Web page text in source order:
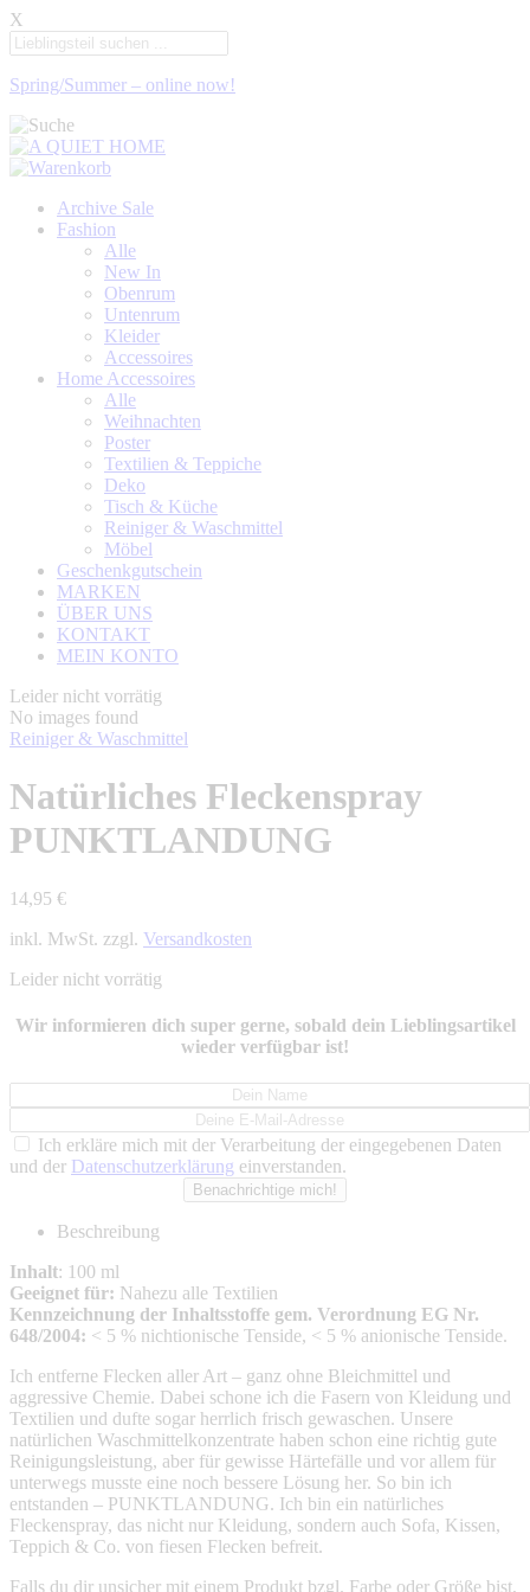
X
Spring/Summer – online now!
Archive Sale
Fashion
Alle
New In
Obenrum
Untenrum
Kleider
Accessoires
Home Accessoires
Alle
Weihnachten
Poster
Textilien & Teppiche
Deko
Tisch & Küche
Reiniger & Waschmittel
Möbel
Geschenkgutschein
MARKEN
ÜBER UNS
KONTAKT
MEIN KONTO
Leider nicht vorrätig
No images found
Reiniger & Waschmittel
Natürliches Fleckenspray
PUNKTLANDUNG
14,95 €
inkl. MwSt. zzgl. Versandkosten
Leider nicht vorrätig
Wir informieren dich super gerne, sobald dein Lieblingsartikel
wieder verfügbar ist!
Ich erkläre mich mit der Verarbeitung der eingegebenen Daten
und der Datenschutzerklärung einverstanden.
Beschreibung
Inhalt: 100 ml
Geeignet für: Nahezu alle Textilien
Kennzeichnung der Inhaltsstoffe gem. Verordnung EG Nr.
648/2004: < 5 % nichtionische Tenside, < 5 % anionische Tenside.
Ich entferne Flecken aller Art – ganz ohne Bleichmittel und
aggressive Chemie. Dabei schone ich die Fasern von Kleidung und
Textilien und dufte sogar herrlich frisch gewaschen. Unsere
natürlichen Waschmittelkonzentrate haben schon eine richtig gute
Reinigungsleistung, aber für gewisse Härtefälle und vor allem für
unterwegs musste eine noch bessere Lösung her. So bin ich
entstanden – PUNKTLANDUNG. Ich bin ein natürliches
Fleckenspray, das nicht nur Kleidung, sondern auch Sofa, Kissen,
Teppich & Co. von fiesen Flecken befreit.
Falls du dir unsicher mit einem Produkt bzgl. Farbe oder Größe bist,